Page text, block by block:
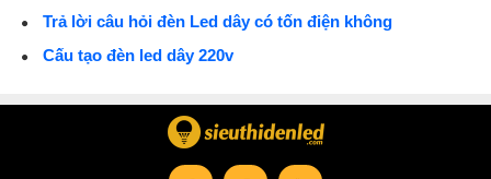
Trả lời câu hỏi đèn Led dây có tốn điện không
Cấu tạo đèn led dây 220v